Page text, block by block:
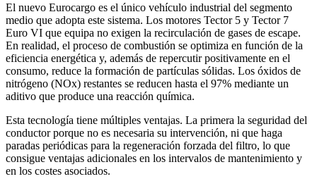
El nuevo Eurocargo es el único vehículo industrial del segmento
medio que adopta este sistema. Los motores Tector 5 y Tector 7
Euro VI que equipa no exigen la recirculación de gases de escape.
En realidad, el proceso de combustión se optimiza en función de la
eficiencia energética y, además de repercutir positivamente en el
consumo, reduce la formación de partículas sólidas. Los óxidos de
nitrógeno (NOx) restantes se reducen hasta el 97% mediante un
aditivo que produce una reacción química.
Esta tecnología tiene múltiples ventajas. La primera la seguridad del
conductor porque no es necesaria su intervención, ni que haga
paradas periódicas para la regeneración forzada del filtro, lo que
consigue ventajas adicionales en los intervalos de mantenimiento y
en los costes asociados.